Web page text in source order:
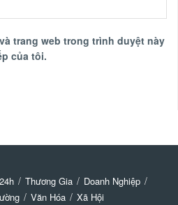
trang web trong trình duyệt này
của tôi.
Thương Gia
Doanh Nghiệp
Văn Hóa Xã Hội